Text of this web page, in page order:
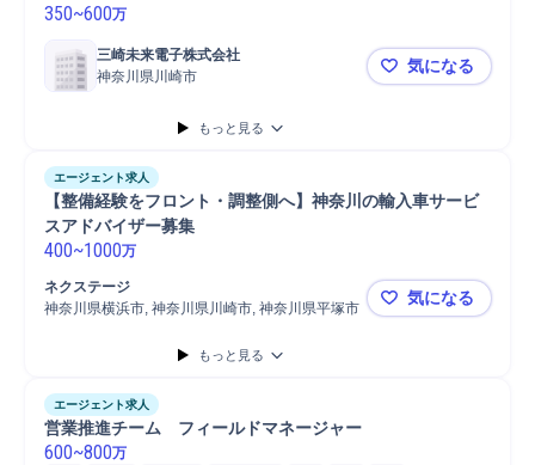
350~600万
三崎未来電子株式会社
神奈川県川崎市
【EVバイ
気になる
もっと見る
エージェント求人
【整備経験をフロント・調整側へ】神奈川の輸入車サービ
スアドバイザー募集
400~1000万
ネクステージ
神奈川県横浜市, 神奈川県川崎市, 神奈川県平塚市
【整備経験
気になる
もっと見る
エージェント求人
営業推進チーム　フィールドマネージャー
600~800万